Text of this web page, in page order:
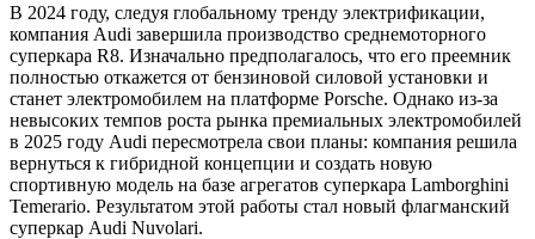
В 2024 году, следуя глобальному тренду электрификации,
компания Audi завершила производство среднемоторного
суперкара R8. Изначально предполагалось, что его преемник
полностью откажется от бензиновой силовой установки и
станет электромобилем на платформе Porsche. Однако из-за
невысоких темпов роста рынка премиальных электромобилей
в 2025 году Audi пересмотрела свои планы: компания решила
вернуться к гибридной концепции и создать новую
спортивную модель на базе агрегатов суперкара Lamborghini
Temerario. Результатом этой работы стал новый флагманский
суперкар Audi Nuvolari.